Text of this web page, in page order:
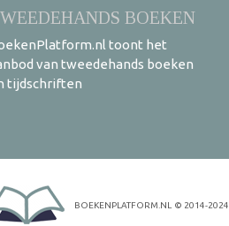
BOEKEN
toont het
van tweedehands boeken
tijdschriften
BOEKENPLATFORM.NL © 2014-2024